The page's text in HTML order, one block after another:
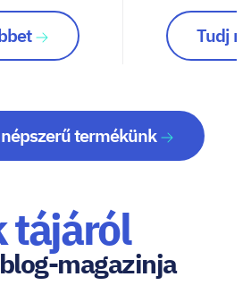
Tudj
termékünk
tájáról
magazinja